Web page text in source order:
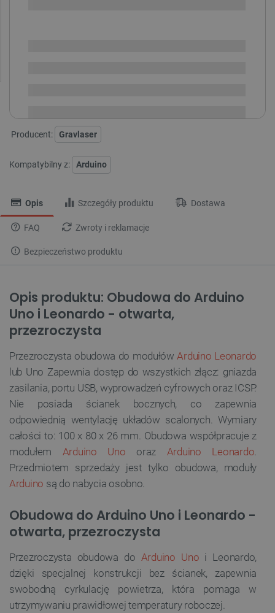
Producent: Gravlaser
Kompatybilny z: Arduino
Opis Szczegóły produktu Dostawa
FAQ Zwroty i reklamacje
Bezpieczeństwo produktu
Opis produktu: Obudowa do Arduino
Uno i Leonardo - otwarta,
przezroczysta
Przezroczysta obudowa do modułówArduino Leonardo
lub Uno Zapewnia dostęp do wszystkich złącz: gniazda
zasilania, portu USB, wyprowadzeń cyfrowych oraz ICSP.
Nie posiada ścianek bocznych, co zapewnia
odpowiednią wentylację układów scalonych. Wymiary
całości to: 100 x 80 x 26 mm. Obudowa współpracuje z
modułem Arduino Uno oraz Arduino Leonardo.
Przedmiotem sprzedaży jest tylko obudowa, moduły
Arduino są do nabycia osobno.
Obudowa do Arduino Uno i Leonardo -
otwarta, przezroczysta
Przezroczysta obudowa do Arduino Uno i Leonardo,
dzięki specjalnej konstrukcji bez ścianek, zapewnia
swobodną cyrkulację powietrza, która pomaga w
utrzymywaniu prawidłowej temperatury roboczej.